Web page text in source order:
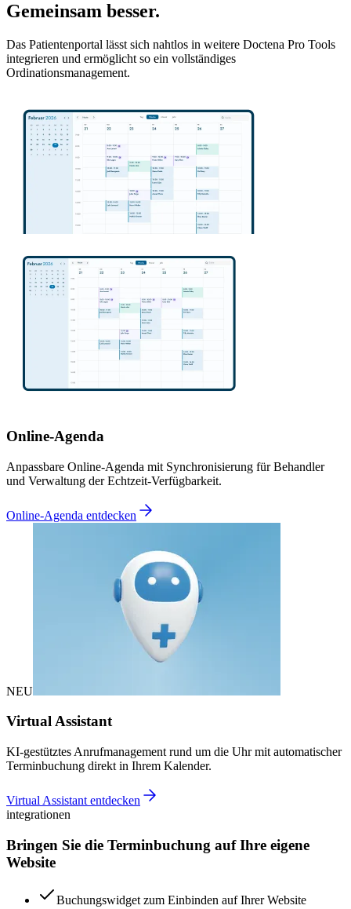
Gemeinsam besser.
Das Patientenportal lässt sich nahtlos in weitere Doctena Pro Tools
integrieren und ermöglicht so ein vollständiges
Ordinationsmanagement.
Online-Agenda
Anpassbare Online-Agenda mit Synchronisierung für Behandler
und Verwaltung der Echtzeit-Verfügbarkeit.
Online-Agenda entdecken
NEU
Virtual Assistant
KI-gestütztes Anrufmanagement rund um die Uhr mit automatischer
Terminbuchung direkt in Ihrem Kalender.
Virtual Assistant entdecken
integrationen
Bringen Sie die Terminbuchung auf Ihre eigene
Website
Buchungswidget zum Einbinden auf Ihrer Website